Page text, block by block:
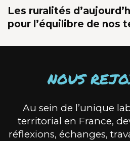
Les ruralités
pour l’équilibre de nos
NOUS
Au sein de l’unique
territorial en France,
réflexions, échanges,